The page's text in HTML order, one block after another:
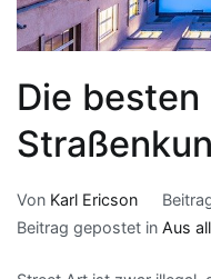
Die besten
Von Karl Ericson
Beitrag gepostet in Aus